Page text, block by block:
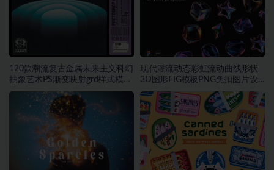
120款潮流复古金属未来主义科幻
抽象艺术PS渐变映射grd样式模板
素材
现代潮流动态彩虹流动曲线形状
3D图形FIG模板PNG免扣图片设
计素材